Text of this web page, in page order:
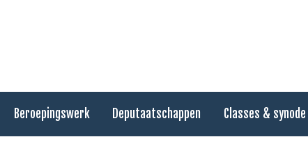
Beroepingswerk Deputaatschappen Classes & synode